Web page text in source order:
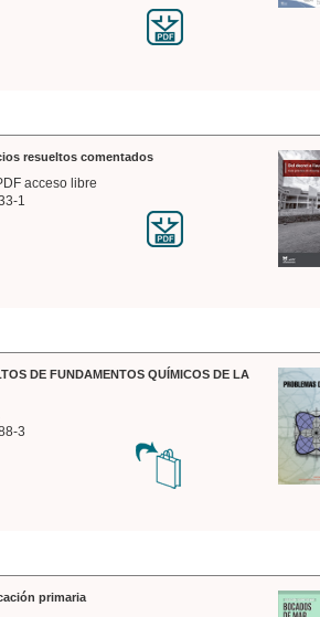
resueltos comentados
acceso libre
1
DE FUNDAMENTOS QUÍMICOS DE LA
3
primaria